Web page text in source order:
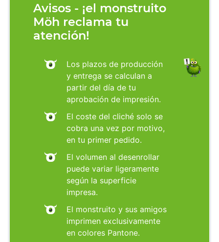
Avisos - ¡el monstruito
Möh reclama tu
atención!
Los plazos de producción
y entrega se calculan a
partir del día de tu
aprobación de impresión.
El coste del cliché solo se
cobra una vez por motivo,
en tu primer pedido.
El volumen al desenrollar
puede variar ligeramente
según la superficie
impresa.
El monstruito y sus amigos
imprimen exclusivamente
en colores Pantone.